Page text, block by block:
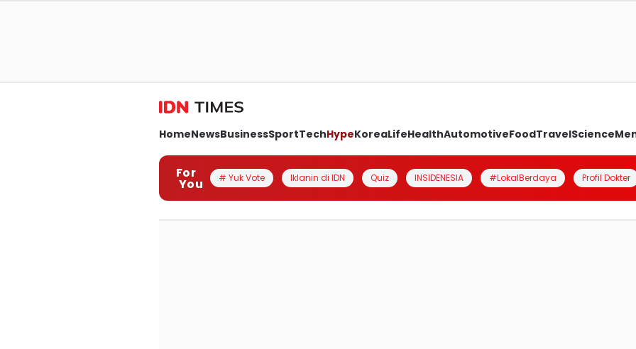
HomeNewsBusinessSportTechHypeKoreaLifeHealthAutomotiveFoodTravelScience
For
You # Yuk Vote Iklanin di IDN Quiz INSIDENESIA #LokalBerdaya Profil Dokter